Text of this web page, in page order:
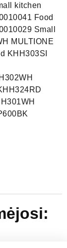
kitchen
Food
Small
MULTIONE
KHH303SI